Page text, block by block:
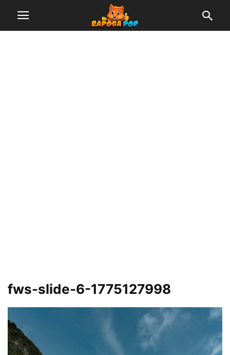
fws-slide-6-1775127998